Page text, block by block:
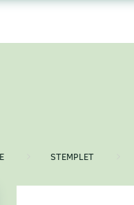
STEMPLET